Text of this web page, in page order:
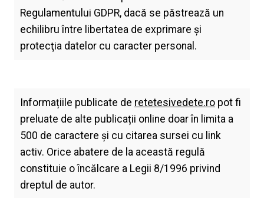
Regulamentului GDPR, dacă se păstrează un
echilibru între libertatea de exprimare şi
protecţia datelor cu caracter personal.
Informațiile publicate de retetesivedete.ropot fi
preluate de alte publicații online doar în limita a
500 de caractere și cu citarea sursei cu link
activ. Orice abatere de la această regulă
constituie o încălcare a Legii 8/1996 privind
dreptul de autor.